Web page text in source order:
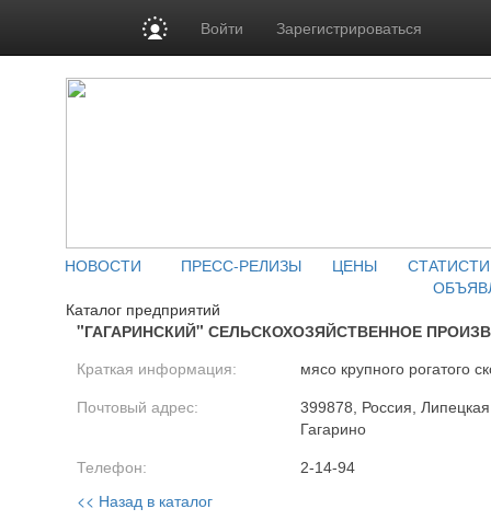
Войти Зарегистрироваться
НОВОСТИ ПРЕСС-РЕЛИЗЫ ЦЕНЫ
Каталог предприятий
"ГАГАРИНСКИЙ" СЕЛЬСКОХОЗЯЙСТВЕННОЕ
Краткая информация: мясо крупного рогатого
Почтовый адрес:
399878, Россия,
Гагарино
Телефон: 2-14-94
<< Назад в каталог